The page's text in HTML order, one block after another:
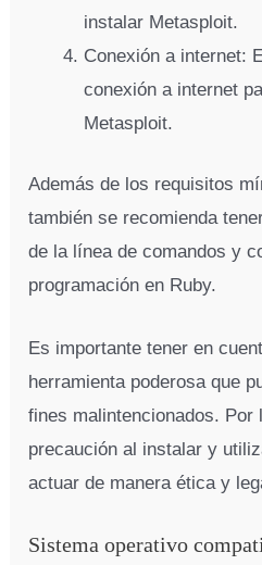
instalar Metasploit.
Conexión a internet:
conexión a internet
Metasploit.
Además de los requisitos
también se recomienda
de la línea de comandos y
programación en Ruby.
Es importante tener en
herramienta poderosa que
fines malintencionados. Por
precaución al instalar y
actuar de manera ética y
Sistema operativo